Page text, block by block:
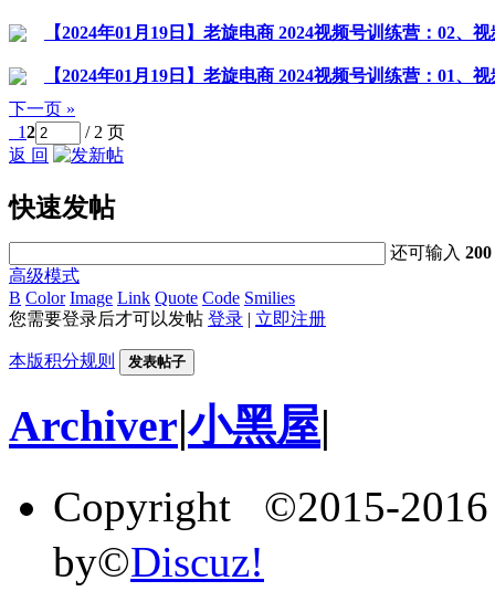
【2024年01月19日】老旋电商 2024视频号训练营：02、
【2024年01月19日】老旋电商 2024视频号训练营：01、
下一页 »
12
/ 2 页
返 回
快速发帖
还可输入200
高级模式
B Color Image Link Quote Code Smilies
您需要登录后才可以发帖 登录 | 立即注册
本版积分规则 发表帖子
Archiver|小黑屋|
Copyright ©2015-
by©Discuz!